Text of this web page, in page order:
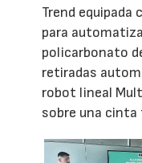
Trend equipada
para
policarbonato
retiradas
robot lineal
sobre una